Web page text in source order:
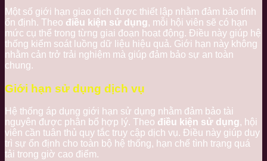
Một số giới hạn giao dịch được thiết lập nhằm đảm bảo tính
ổn định. Theo điều kiện sử dụng, mỗi hội viên sẽ có hạn
mức cụ thể trong từng giai đoạn hoạt động. Điều này giúp hệ
thống kiểm soát luồng dữ liệu hiệu quả. Giới hạn này không
nhằm cản trở trải nghiệm mà giúp đảm bảo sự an toàn
chung.
Giới hạn sử dụng dịch vụ
Hệ thống áp dụng giới hạn sử dụng nhằm đảm bảo tài
nguyên được phân bổ hợp lý. Theo điều kiện sử dụng, hội
viên cần tuân thủ quy tắc truy cập dịch vụ. Điều này giúp duy
trì sự ổn định cho toàn bộ hệ thống, hạn chế tình trạng quá
tải trong giờ cao điểm.